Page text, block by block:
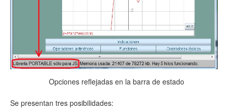
Opciones reflejadas en la barra de estado
Se presentan tres posibilidades: